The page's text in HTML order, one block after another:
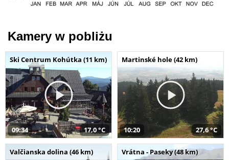
Kamery w pobliżu
Ski Centrum Kohútka (11 km)
09:34 17,0 °C
Martinské hole (42 km)
10:20 27,6 °C
Valčianska dolina (46 km) Vrátna - Paseky (48 km)